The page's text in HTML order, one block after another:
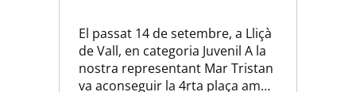
El passat 14 de setembre, a Lliçà
de Vall, en categoria Juvenil A la
nostra representant Mar Tristan
va aconseguir la 4rta plaça amb